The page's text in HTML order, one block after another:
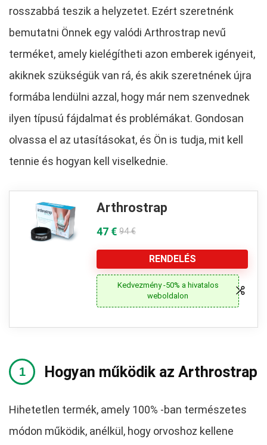
rosszabbá teszik a helyzetet. Ezért szeretnénk
bemutatni Önnek egy valódi Arthrostrap nevű
terméket, amely kielégítheti azon emberek igényeit,
akiknek szükségük van rá, és akik szeretnének újra
formába lendülni azzal, hogy már nem szenvednek
ilyen típusú fájdalmat és problémákat. Gondosan
olvassa el az utasításokat, és Ön is tudja, mit kell
tennie és hogyan kell viselkednie.
Arthrostrap
47 € 94 €
RENDELÉS
Kedvezmény -50% a hivatalos
weboldalon
Hogyan működik az Arthrostrap
Hihetetlen termék, amely 100% -ban természetes
módon működik, anélkül, hogy orvoshoz kellene